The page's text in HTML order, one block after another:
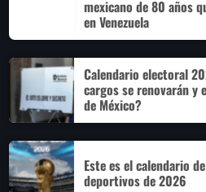
mexicano de 80 años
en Venezuela
Calendario electoral
cargos se renovarán y
de México?
Este es el calendario
deportivos de 2026